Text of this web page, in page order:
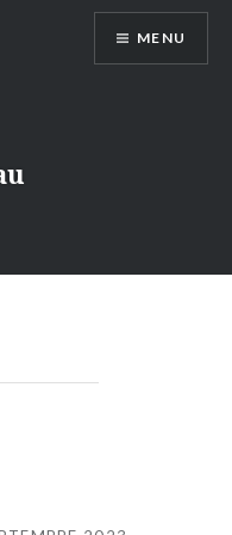
MENU